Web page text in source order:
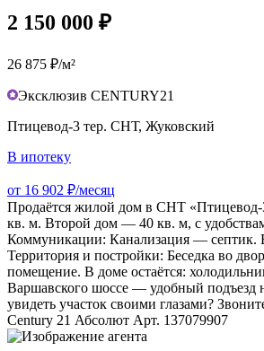
2 150 000 ₽
26 875 ₽/м²
Эксклюзив CENTURY21
Птицевод-3 тер. СНТ, Жуковский
В ипотеку
от 16 902 ₽/месяц
Продаётся жилой дом в СНТ
кв. м. Второй дом — 40 кв. м, с
Коммуникации: Канализация — септик.
Территория и постройки: Беседка во
помещение. В доме остаётся:
Варшавского шоссе — удобный подъезд
увидеть участок своими глазами?
Сеntury 21 Абсолют Арт. 137079907